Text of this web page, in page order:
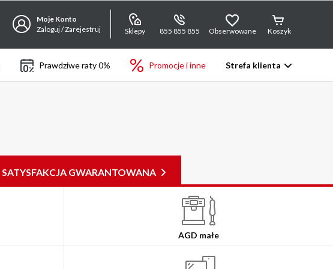
Moje Konto
Zaloguj / Zarejestruj
Sklepy 855 855 855 Obserwowane Koszyk
Prawdziwe raty 0% Promocje i inne Strefa klienta
SATYSFAKCJA GWARANTOWANA
AGD małe